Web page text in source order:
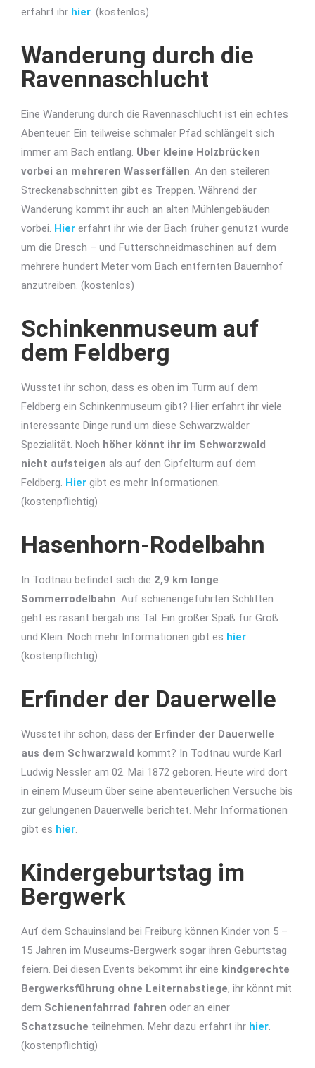
erfahrt ihr hier. (kostenlos)
Wanderung durch die
Ravennaschlucht
Eine Wanderung durch die Ravennaschlucht ist ein echtes
Abenteuer. Ein teilweise schmaler Pfad schlängelt sich
immer am Bach entlang. Über kleine Holzbrücken
vorbei an mehreren Wasserfällen. An den steileren
Streckenabschnitten gibt es Treppen. Während der
Wanderung kommt ihr auch an alten Mühlengebäuden
vorbei. Hier erfahrt ihr wie der Bach früher genutzt wurde
um die Dresch – und Futterschneidmaschinen auf dem
mehrere hundert Meter vom Bach entfernten Bauernhof
anzutreiben. (kostenlos)
Schinkenmuseum auf
dem Feldberg
Wusstet ihr schon, dass es oben im Turm auf dem
Feldberg ein Schinkenmuseum gibt? Hier erfahrt ihr viele
interessante Dinge rund um diese Schwarzwälder
Spezialität. Noch höher könnt ihr im Schwarzwald
nicht aufsteigen als auf den Gipfelturm auf dem
Feldberg. Hier gibt es mehr Informationen.
(kostenpflichtig)
Hasenhorn-Rodelbahn
In Todtnau befindet sich die 2,9 km lange
Sommerrodelbahn. Auf schienengeführten Schlitten
geht es rasant bergab ins Tal. Ein großer Spaß für Groß
und Klein. Noch mehr Informationen gibt es hier.
(kostenpflichtig)
Erfinder der Dauerwelle
Wusstet ihr schon, dass der Erfinder der Dauerwelle
aus dem Schwarzwald kommt? In Todtnau wurde Karl
Ludwig Nessler am 02. Mai 1872 geboren. Heute wird dort
in einem Museum über seine abenteuerlichen Versuche bis
zur gelungenen Dauerwelle berichtet. Mehr Informationen
gibt es hier.
Kindergeburtstag im
Bergwerk
Auf dem Schauinsland bei Freiburg können Kinder von 5 –
15 Jahren im Museums-Bergwerk sogar ihren Geburtstag
feiern. Bei diesen Events bekommt ihr eine kindgerechte
Bergwerksführung ohne Leiternabstiege, ihr könnt mit
dem Schienenfahrrad fahren oder an einer
Schatzsuche teilnehmen. Mehr dazu erfahrt ihr hier.
(kostenpflichtig)